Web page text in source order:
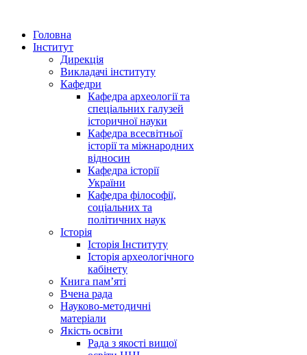
Головна
Інститут
Дирекція
Викладачі інституту
Кафедри
Кафедра археології та
спеціальних галузей
історичної науки
Кафедра всесвітньої
історії та міжнародних
відносин
Кафедра історії
України
Кафедра філософії,
соціальних та
політичних наук
Історія
Історія Інституту
Історія археологічного
кабінету
Книга памʼяті
Вчена рада
Науково-методичні
матеріали
Якість освіти
Рада з якості вищої